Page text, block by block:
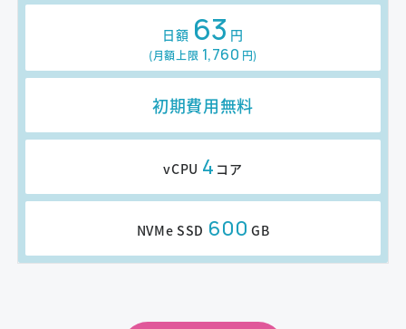
日額 63 円
(月額上限 1,760 円)
初期費用無料
vCPU 4 コア
NVMe SSD 600 GB